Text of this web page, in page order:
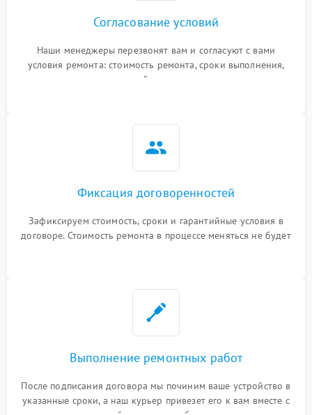
Согласование условий
Наши менеджеры перезвонят вам и согласуют с вами
условия ремонта: стоимость ремонта, сроки выполнения,
гарантийные условия
Фиксация договоренностей
Зафиксируем стоимость, сроки и гарантийные условия в
договоре. Стоимость ремонта в процессе меняться не будет
Выполнение ремонтных работ
После подписания договора мы починим ваше устройство в
указанные сроки, а наш курьер привезет его к вам вместе с